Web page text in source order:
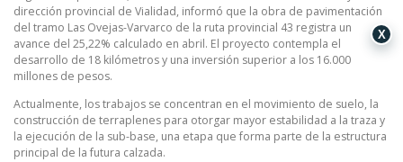
dirección provincial de Vialidad, informó que la obra de pavimentación
del tramo Las Ovejas-Varvarco de la ruta provincial 43 registra un
avance del 25,22% calculado en abril. El proyecto contempla el
desarrollo de 18 kilómetros y una inversión superior a los 16.000
millones de pesos.
Actualmente, los trabajos se concentran en el movimiento de suelo, la
construcción de terraplenes para otorgar mayor estabilidad a la traza y
la ejecución de la sub-base, una etapa que forma parte de la estructura
principal de la futura calzada.
X